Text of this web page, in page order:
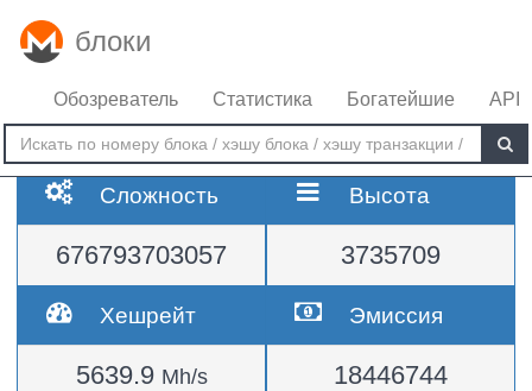
блоки
Обозреватель Статистика Богатейшие API
Сложность
676793703057
Высота
3735709
Хешрейт
5639.9 Mh/s
Эмиссия
18446744